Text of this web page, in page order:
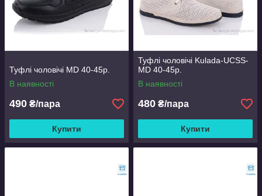
Туфлі чоловічі MD 40-45р.
В наявності
490 ₴/пара
Купити
Туфлі чоловічі Kulada-UCSS-
MD 40-45р.
В наявності
480 ₴/пара
Купити